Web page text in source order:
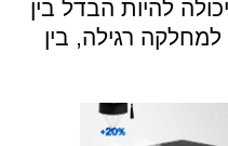
להיות הבדל בין
למחלקה רגילה, בין